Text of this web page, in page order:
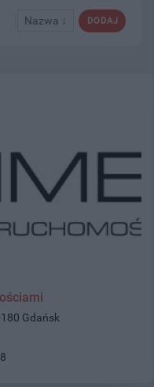
DODAJ
Nazwa ↓
Gdańsk